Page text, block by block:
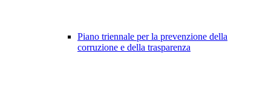
Piano triennale per la prevenzione della
corruzione e della trasparenza